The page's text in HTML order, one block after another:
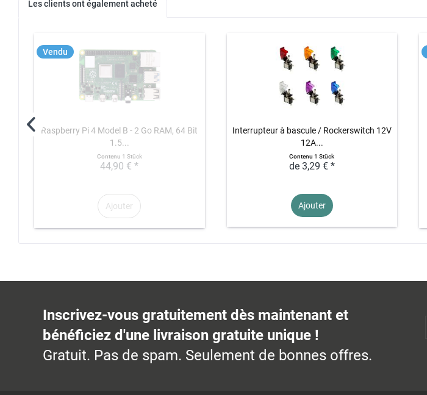
Les clients ont également acheté
Vendu
Raspberry Pi 4 Model B - 2 Go RAM, 64 Bit
1.5...
Contenu 1 Stück
44,90 € *
Ajouter
Interrupteur à bascule / Rockerswitch 12V
12A...
Contenu1 Stück
de 3,29 € *
Ajouter
Inscrivez-vous gratuitement dès maintenant et
bénéficiez d'une livraison gratuite unique !
Gratuit. Pas de spam. Seulement de bonnes offres.